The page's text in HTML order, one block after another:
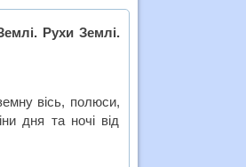
Рухи Землі.
вісь, полюси,
дня та ночі від